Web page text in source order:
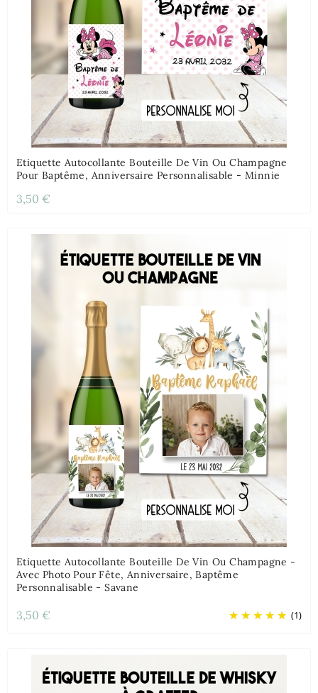
Etiquette Autocollante Bouteille De Vin Ou Champagne
Pour Baptême, Anniversaire Personnalisable - Minnie
3,50 €
Etiquette Autocollante Bouteille De Vin Ou Champagne -
Avec Photo Pour Fête, Anniversaire, Baptême
Personnalisable - Savane
(1)
3,50 €